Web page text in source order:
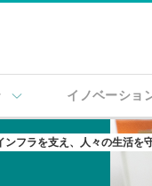
イノベーショ
ンフラを支え、人々の生活を